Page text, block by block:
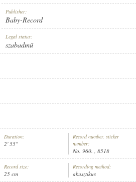
OPERAHÁZ NŐI ÉS FÉRFI KARA,ISMERETLEN
Publisher:
Baby-Record
Legal status:
szabadmű
Duration:
2' 55"
Record number, sticker
number:
No. 960. , 8518
Record size:
25 cm
Recording method:
akusztikus